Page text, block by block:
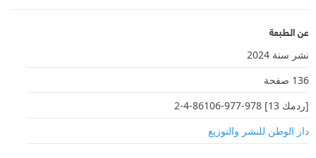
عن الطبعة
نشر سنة 2024
136 صفحة
[ردمك 13] 978-977-86106-4-2
دار الوطن للنشر والتوزيع